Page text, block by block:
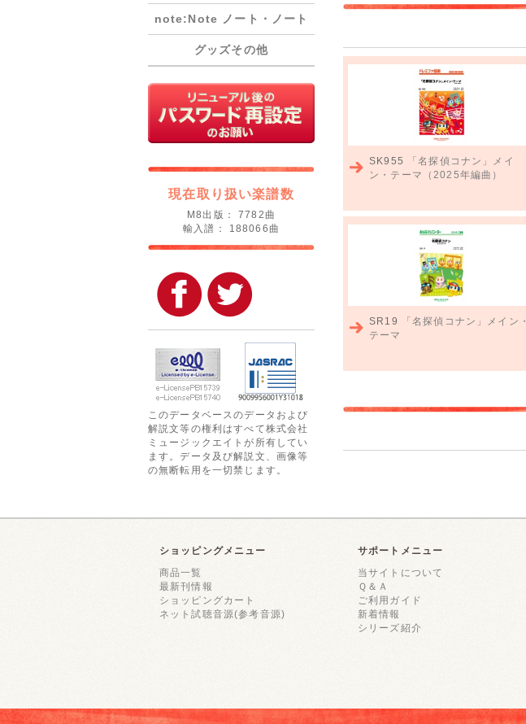
note:Note ノート・ノート
グッズその他
現在取り扱い楽譜数
M8出版： 7782曲
輸入譜： 188066曲
このデータベースのデータおよび
解説文等の権利はすべて株式会社
ミュージックエイトが所有してい
ます。データ及び解説文、画像等
の無断転用を一切禁じます。
SK955
「名探偵コナン」メイ
ン・テーマ（2025年編曲）
SR19
「名探偵コナン」メイン・
テーマ
ショッピングメニュー
商品一覧
最新刊情報
ショッピングカート
ネット試聴音源(参考音源)
サポートメニュー
当サイトについて
Ｑ＆Ａ
ご利用ガイド
新着情報
シリーズ紹介